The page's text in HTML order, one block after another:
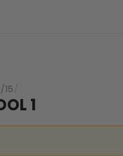
15
1